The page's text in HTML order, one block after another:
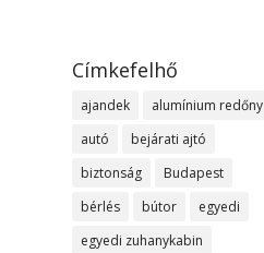
Címkefelhő
ajandek
alumínium redőny
autó
bejárati ajtó
biztonság
Budapest
bérlés
bútor
egyedi
egyedi zuhanykabin